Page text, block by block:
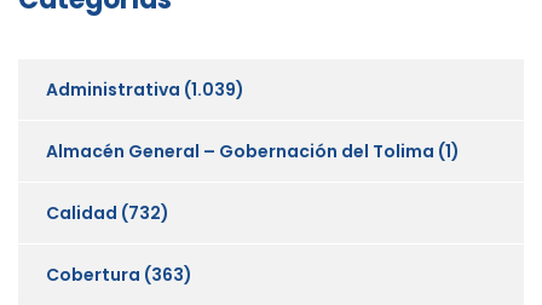
Administrativa (1.039)
Almacén General – Gobernación del Tolima (1)
Calidad (732)
Cobertura (363)